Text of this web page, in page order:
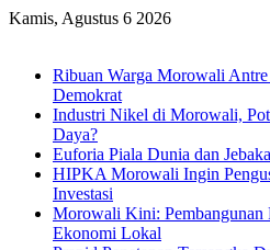
Kamis, Agustus 6 2026
Ribuan Warga Morowali
Demokrat
Industri Nikel di Morowali,
Daya?
Euforia Piala Dunia dan
HIPKA Morowali Ingin
Investasi
Morowali Kini: Pembangunan
Ekonomi Lokal